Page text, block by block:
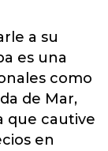
a su
es una
como
de Mar,
que cautive
en